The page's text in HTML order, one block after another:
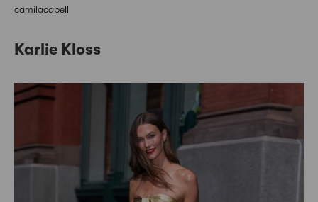
camilacabell
Karlie Kloss